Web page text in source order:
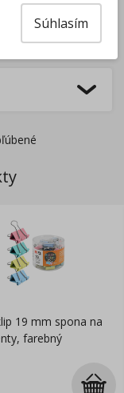
vzdelávania.
darček zadarmo.
19 mm spona na
farebný
Súhlasím